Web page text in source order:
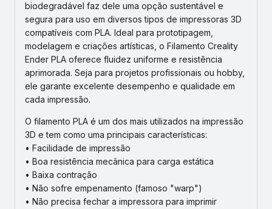
biodegradável faz dele uma opção sustentável e
segura para uso em diversos tipos de impressoras 3D
compatíveis com PLA. Ideal para prototipagem,
modelagem e criações artísticas, o Filamento Creality
Ender PLA oferece fluidez uniforme e resistência
aprimorada. Seja para projetos profissionais ou hobby,
ele garante excelente desempenho e qualidade em
cada impressão.
O filamento PLA é um dos mais utilizados na impressão
3D e tem como uma principais características:
• Facilidade de impressão
• Boa resistência mecânica para carga estática
• Baixa contração
• Não sofre empenamento (famoso "warp")
• Não precisa fechar a impressora para imprimir